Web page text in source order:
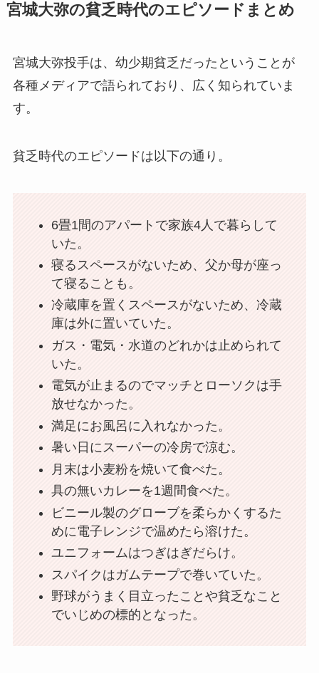
宮城大弥の貧乏時代のエピソードまとめ
宮城大弥投手は、幼少期貧乏だったということが
各種メディアで語られており、広く知られていま
す。
貧乏時代のエピソードは以下の通り。
6畳1間のアパートで家族4人で暮らして
いた。
寝るスペースがないため、父か母が座っ
て寝ることも。
冷蔵庫を置くスペースがないため、冷蔵
庫は外に置いていた。
ガス・電気・水道のどれかは止められて
いた。
電気が止まるのでマッチとローソクは手
放せなかった。
満足にお風呂に入れなかった。
暑い日にスーパーの冷房で涼む。
月末は小麦粉を焼いて食べた。
具の無いカレーを1週間食べた。
ビニール製のグローブを柔らかくするた
めに電子レンジで温めたら溶けた。
ユニフォームはつぎはぎだらけ。
スパイクはガムテープで巻いていた。
野球がうまく目立ったことや貧乏なこと
でいじめの標的となった。